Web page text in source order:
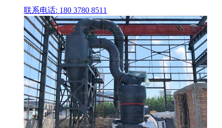
联系电话: 180 3780 8511